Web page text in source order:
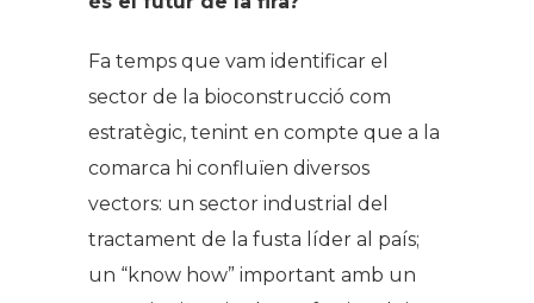
Fa temps que vam identificar el
sector de la bioconstrucció com
estratègic, tenint en compte que a la
comarca hi confluïen diversos
vectors: un sector industrial del
tractament de la fusta líder al país;
un “know how” important amb un